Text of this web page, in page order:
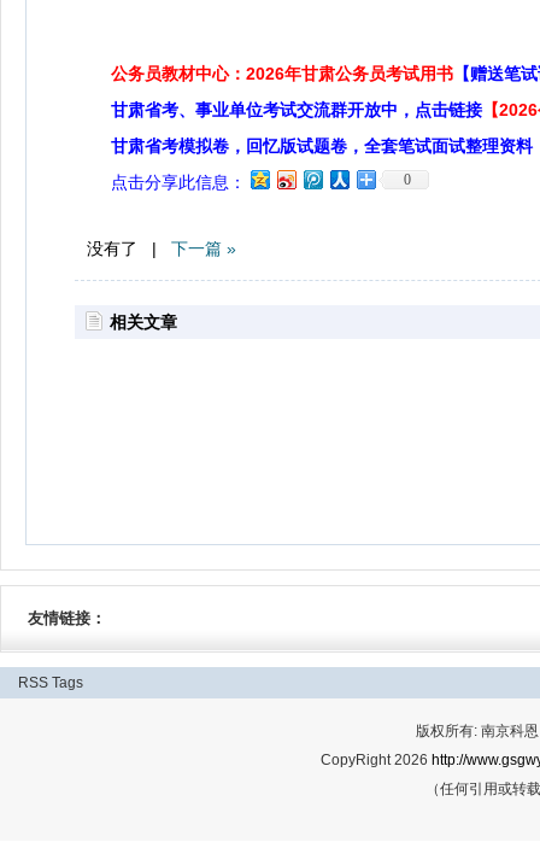
公务员教材中心：2026年甘肃公务员考试用书 【赠送笔
甘肃省考、事业单位考试交流群开放中，点击链接 【
甘肃省考模拟卷，回忆版试题卷，全套笔试面试整理资料
点击分享此信息：
0
没有了 | 下一篇 »
相关文章
友情链接：
RSS Tags
版权所有: 南京科
CopyRight 2026 http://
（任何引用或转